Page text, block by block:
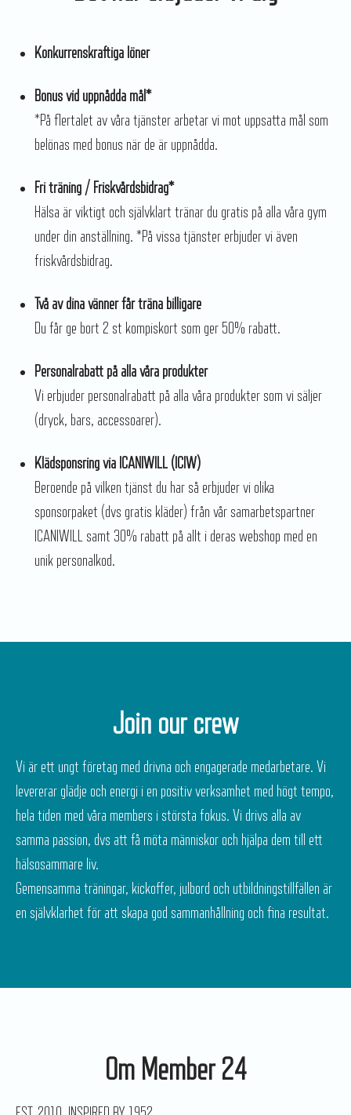
Konkurrenskraftiga löner
Bonus vid uppnådda mål*
*På flertalet av våra tjänster arbetar vi mot uppsatta mål som
belönas med bonus när de är uppnådda.
Fri träning / Friskvårdsbidrag*
Hälsa är viktigt och självklart tränar du gratis på alla våra gym
under din anställning. *På vissa tjänster erbjuder vi även
friskvårdsbidrag.
Två av dina vänner får träna billigare
Du får ge bort 2 st kompiskort som ger 50% rabatt.
Personalrabatt på alla våra produkter
Vi erbjuder personalrabatt på alla våra produkter som vi säljer
(dryck, bars, accessoarer).
Klädsponsring via ICANIWILL (ICIW)
Beroende på vilken tjänst du har så erbjuder vi olika
sponsorpaket (dvs gratis kläder) från vår samarbetspartner
ICANIWILL samt 30% rabatt på allt i deras webshop med en
unik personalkod.
Join our crew
Vi är ett ungt företag med drivna och engagerade medarbetare. Vi
levererar glädje och energi i en positiv verksamhet med högt tempo,
hela tiden med våra members i största fokus. Vi drivs alla av
samma passion, dvs att få möta människor och hjälpa dem till ett
hälsosammare liv.
Gemensamma träningar, kickoffer, julbord och utbildningstillfällen är
en självklarhet för att skapa god sammanhållning och fina resultat.
Om Member 24